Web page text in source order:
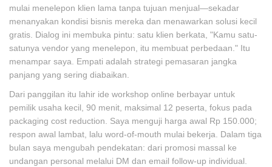
mulai menelepon klien lama tanpa tujuan menjual—sekadar
menanyakan kondisi bisnis mereka dan menawarkan solusi kecil
gratis. Dialog ini membuka pintu: satu klien berkata, "Kamu satu-
satunya vendor yang menelepon, itu membuat perbedaan." Itu
menampar saya. Empati adalah strategi pemasaran jangka
panjang yang sering diabaikan.
Dari panggilan itu lahir ide workshop online berbayar untuk
pemilik usaha kecil, 90 menit, maksimal 12 peserta, fokus pada
packaging cost reduction. Saya menguji harga awal Rp 150.000;
respon awal lambat, lalu word-of-mouth mulai bekerja. Dalam tiga
bulan saya mengubah pendekatan: dari promosi massal ke
undangan personal melalui DM dan email follow-up individual.